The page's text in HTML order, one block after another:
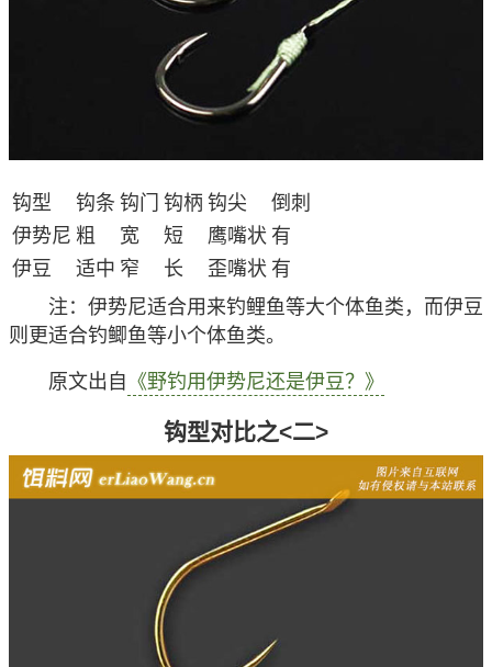
钩型 钩条 钩门 钩柄 钩尖
倒刺
伊势尼 粗 宽 短 鹰嘴状 有
伊豆
适中 窄 长 歪嘴状 有
注 ：伊势尼适合用来钓鲤鱼等大个体鱼类，而伊豆
则更适合钓鲫鱼等小个体鱼类。
原文出自 《野钓用伊势尼还是伊豆？》
钩型对比之<二>